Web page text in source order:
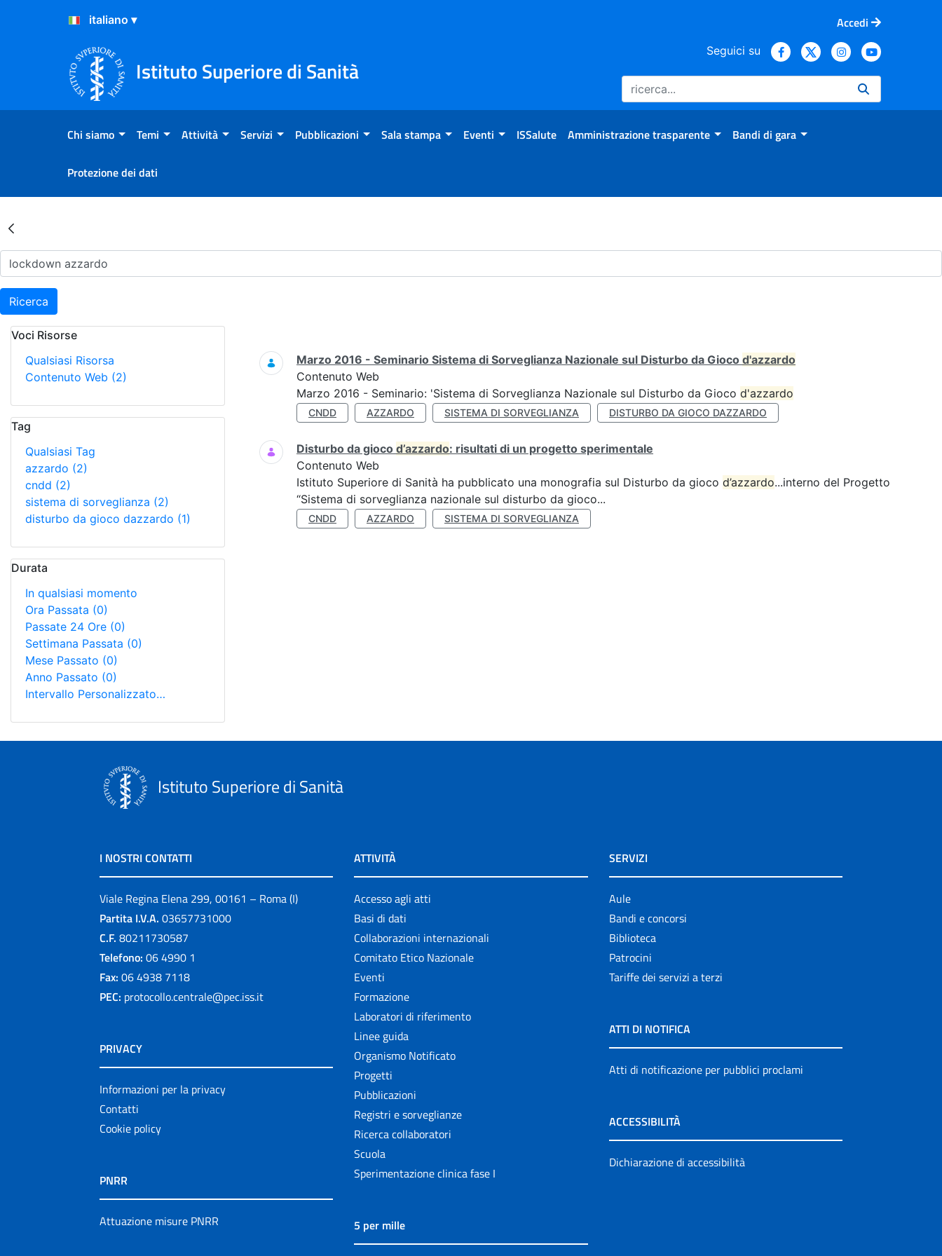
Salta al Contenuto
Salta al Footer
Accedi
Istituto Superiore di Sanità
Seguici su
Chi siamo Temi Attività Servizi Pubblicazioni Sala stampa Eventi ISSalute Amministrazione trasparente Bandi di gara
Protezione dei dati
Risultati della Ricerca - Archivio
Ricerca
Voci Risorse
Qualsiasi Risorsa
Contenuto Web (2)
Tag
Qualsiasi Tag
azzardo (2)
cndd (2)
sistema di sorveglianza (2)
disturbo da gioco dazzardo (1)
Durata
In qualsiasi momento
Ora Passata (0)
Passate 24 Ore (0)
Settimana Passata (0)
Mese Passato (0)
Anno Passato (0)
Intervallo Personalizzato…
Ricerca
Marzo 2016 - Seminario Sistema di Sorveglianza Nazionale sul Disturbo da Gioco d'azzardo
Contenuto Web
Marzo 2016 - Seminario: 'Sistema di Sorveglianza Nazionale sul Disturbo da Gioco d'azzardo
CNDD AZZARDO SISTEMA DI SORVEGLIANZA DISTURBO DA GIOCO DAZZARDO
Disturbo da gioco d’azzardo: risultati di un progetto sperimentale
Contenuto Web
Istituto Superiore di Sanità ha pubblicato una monografia sul Disturbo da gioco d’azzardo...interno del Progetto
“Sistema di sorveglianza nazionale sul disturbo da gioco...
CNDD AZZARDO SISTEMA DI SORVEGLIANZA
Istituto Superiore di Sanità
I NOSTRI CONTATTI
Viale Regina Elena 299, 00161 – Roma (I)
Partita I.V.A. 03657731000
C.F. 80211730587
Telefono: 06 4990 1
Fax: 06 4938 7118
PEC: protocollo.centrale@pec.iss.it
PRIVACY
Informazioni per la privacy
Contatti
Cookie policy
PNRR
Attuazione misure PNRR
ATTIVITÀ
Accesso agli atti
Basi di dati
Collaborazioni internazionali
Comitato Etico Nazionale
Eventi
Formazione
Laboratori di riferimento
Linee guida
Organismo Notificato
Progetti
Pubblicazioni
Registri e sorveglianze
Ricerca collaboratori
Scuola
Sperimentazione clinica fase I
5 per mille
SERVIZI
Aule
Bandi e concorsi
Biblioteca
Patrocini
Tariffe dei servizi a terzi
ATTI DI NOTIFICA
Atti di notificazione per pubblici proclami
ACCESSIBILITÀ
Dichiarazione di accessibilità